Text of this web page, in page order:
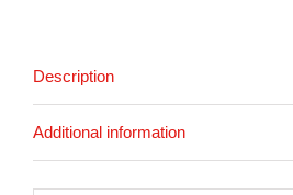
Description
Additional information